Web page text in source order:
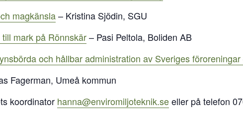
magkänsla– Kristina Sjödin, SGU
mark på Rönnskär– Pasi Peltola, Boliden AB
och hållbar administration av Sveriges
Fagerman, Umeå kommun
koordinator hanna@enviromiljoteknik.seeller på telefon